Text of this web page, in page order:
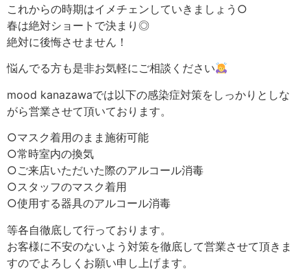
これからの時期はイメチェンしていきましょう○
春は絶対ショートで決まり◎
絶対に後悔させません！
悩んでる方も是非お気軽にご相談ください
mood kanazawaでは以下の感染症対策をしっかりとしな
がら営業させて頂いております。
○マスク着用のまま施術可能
○常時室内の換気
○ご来店いただいた際のアルコール消毒
○スタッフのマスク着用
○使用する器具のアルコール消毒
等各自徹底して行っております。
お客様に不安のないよう対策を徹底して営業させて頂きま
すのでよろしくお願い申し上げます。